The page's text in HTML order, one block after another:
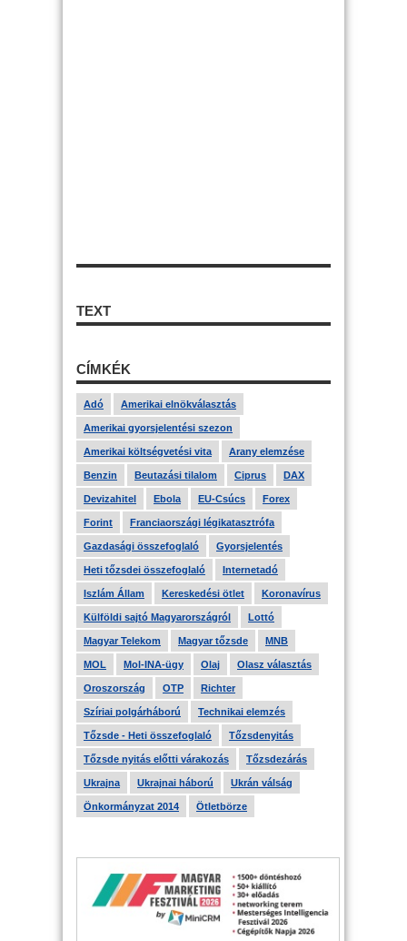
TEXT
CÍMKÉK
Adó Amerikai elnökválasztás
Amerikai gyorsjelentési szezon
Amerikai költségvetési vita Arany elemzése
Benzin Beutazási tilalom Ciprus DAX
Devizahitel Ebola EU-Csúcs Forex
Forint Franciaországi légikatasztrófa
Gazdasági összefoglaló Gyorsjelentés
Heti tőzsdei összefoglaló Internetadó
Iszlám Állam Kereskedési ötlet Koronavírus
Külföldi sajtó Magyarországról Lottó
Magyar Telekom Magyar tőzsde MNB
MOL Mol-INA-ügy Olaj Olasz választás
Oroszország OTP Richter
Szíriai polgárháború Technikai elemzés
Tőzsde - Heti összefoglaló Tőzsdenyitás
Tőzsde nyitás előtti várakozás Tőzsdezárás
Ukrajna Ukrajnai háború Ukrán válság
Önkormányzat 2014 Ötletbörze